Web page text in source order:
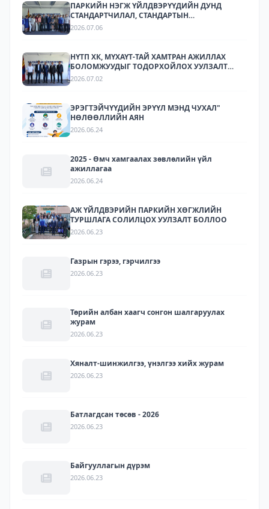
ПАРКИЙН НЭГЖ ҮЙЛДВЭРҮҮДИЙН ДУНД
СТАНДАРТЧИЛАЛ, СТАНДАРТЫН
ХЭРЭГЖИЛТИЙН ТАЛААР СУРГАЛТ,
2026.07.06
НҮТП ХК, МҮХАҮТ-ТАЙ ХАМТРАН АЖИЛЛАХ
БОЛОМЖУУДЫГ ТОДОРХОЙЛОХ УУЛЗАЛТ
ЗОХИОН БАЙГУУЛАГДЛАА.
2026.07.02
ЭРЭГТЭЙЧҮҮДИЙН ЭРҮҮЛ МЭНД ЧУХАЛ"
НӨЛӨӨЛЛИЙН АЯН
2026.06.24
2025 - Өмч хамгаалах зөвлөлийн үйл
ажиллагаа
2026.06.24
АЖ ҮЙЛДВЭРИЙН ПАРКИЙН ХӨГЖЛИЙН
ТУРШЛАГА СОЛИЛЦОХ УУЛЗАЛТ БОЛЛОО
2026.06.23
Газрын гэрээ, гэрчилгээ
2026.06.23
Төрийн албан хаагч сонгон шалгаруулах
журам
2026.06.23
Хяналт-шинжилгээ, үнэлгээ хийх журам
2026.06.23
Батлагдсан төсөв - 2026
2026.06.23
Байгууллагын дүрэм
2026.06.23